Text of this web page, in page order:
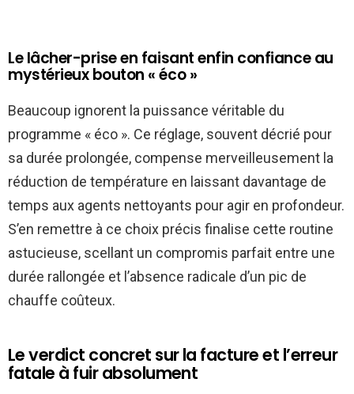
Le lâcher-prise en faisant enfin confiance au
mystérieux bouton « éco »
Beaucoup ignorent la puissance véritable du
programme « éco ». Ce réglage, souvent décrié pour
sa durée prolongée, compense merveilleusement la
réduction de température en laissant davantage de
temps aux agents nettoyants pour agir en profondeur.
S’en remettre à ce choix précis finalise cette routine
astucieuse, scellant un compromis parfait entre une
durée rallongée et l’absence radicale d’un pic de
chauffe coûteux.
Le verdict concret sur la facture et l’erreur
fatale à fuir absolument